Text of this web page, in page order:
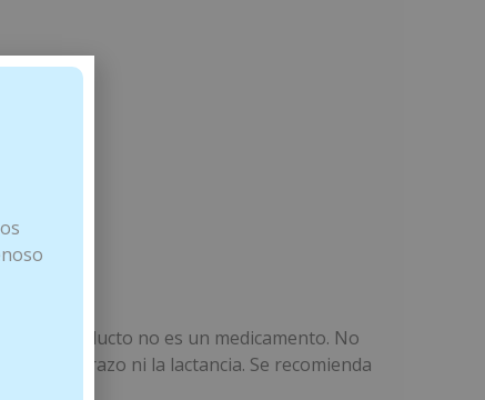
Este producto no es un medicamento. No
el embarazo ni la lactancia. Se recomienda